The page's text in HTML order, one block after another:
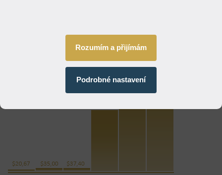
Rozumím a přijímám
Podrobné nastavení